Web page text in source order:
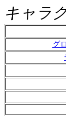
キャラ
グ